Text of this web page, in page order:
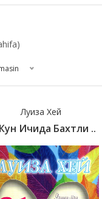
Луиза Хей
Ичида Бахтли ..